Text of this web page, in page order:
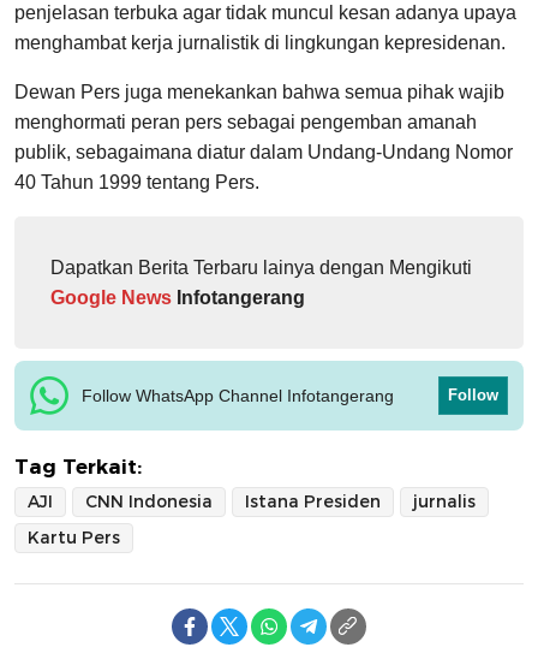
penjelasan terbuka agar tidak muncul kesan adanya upaya
menghambat kerja jurnalistik di lingkungan kepresidenan.
Dewan Pers juga menekankan bahwa semua pihak wajib
menghormati peran pers sebagai pengemban amanah
publik, sebagaimana diatur dalam Undang-Undang Nomor
40 Tahun 1999 tentang Pers.
Dapatkan Berita Terbaru lainya dengan Mengikuti
Google News Infotangerang
Follow WhatsApp Channel Infotangerang Follow
Tag Terkait:
AJI CNN Indonesia Istana Presiden
jurnalis
Kartu Pers